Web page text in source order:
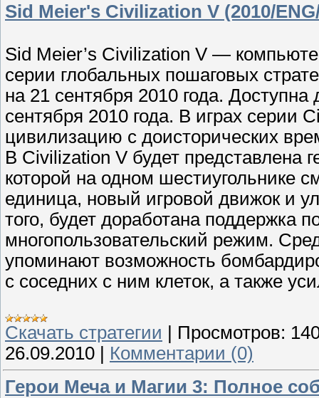
Sid Meier's Civilization V (2010/
Sid Meier’s Civilization V —
серии глобальных пошаговых
на 21 сентября 2010 года. Доступна
сентября 2010 года. В играх серии
цивилизацию с доисторических
В Civilization V будет представлена
которой на одном шестиугольнике
единица, новый игровой движок и
того, будет доработана поддержка
многопользовательский режим.
упоминают возможность
с соседних с ним клеток, а также
Скачать стратегии | Просмотров:
26.09.2010 | Комментарии (0)
Герои Меча и Магии 3: Полное